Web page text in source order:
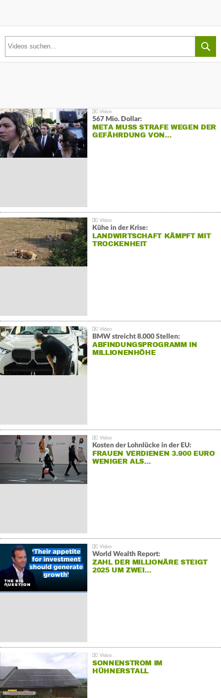
567 Mio. Dollar:
META MUSS STRAFE WEGEN DER
GEFÄHRDUNG VON…
Kühe in der Krise:
LANDWIRTSCHAFT KÄMPFT MIT
TROCKENHEIT
BMW streicht 8.000 Stellen:
ABFINDUNGSPROGRAMM IN
MILLIONENHÖHE
Kosten der Lohnlücke in der EU:
FRAUEN VERDIENEN 3.900 EURO
WENIGER ALS…
World Wealth Report:
ZAHL DER MILLIONÄRE STEIGT
2025 UM ZWEI…
SONNENSTROM IM
HÜHNERSTALL